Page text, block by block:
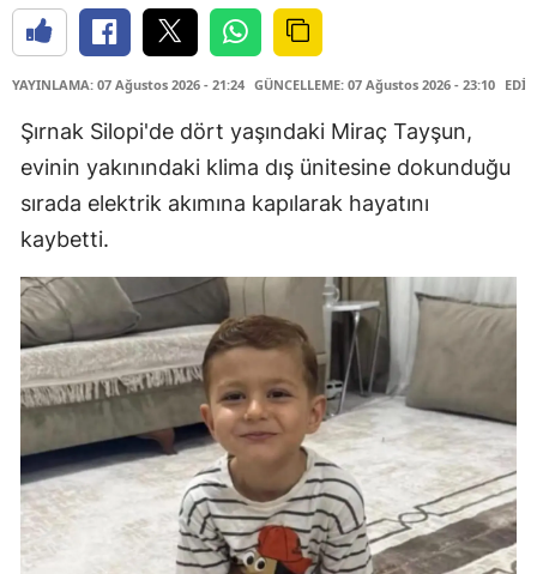
YAYINLAMA: 07 Ağustos 2026 - 21:24 GÜNCELLEME: 07 Ağustos 2026 - 23:10
Şırnak Silopi'de dört yaşındaki Miraç Tayşun,
evinin yakınındaki klima dış ünitesine dokunduğu
sırada elektrik akımına kapılarak hayatını
kaybetti.